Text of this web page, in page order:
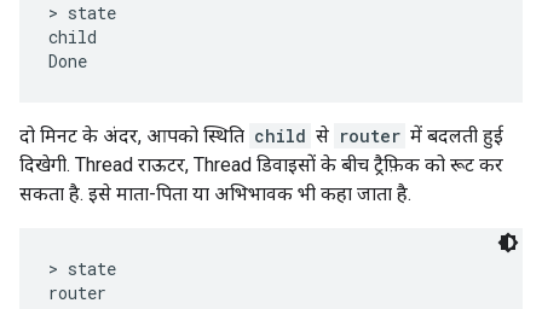
> state
child
दो मिनट के अंदर, आपको स्थिति child से router में बदलती हुई
दिखेगी. Thread राऊटर, Thread डिवाइसों के बीच ट्रैफ़िक को रूट कर
सकता है. इसे माता-पिता या अभिभावक भी कहा जाता है.
> state
router